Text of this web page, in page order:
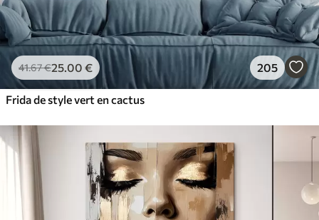
41.67€25.00 € 205
Frida de style vert en cactus